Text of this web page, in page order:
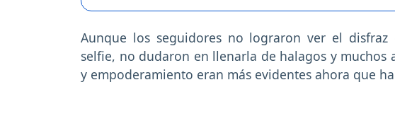
Aunque los seguidores no lograron ver el
selfie, no dudaron en llenarla de halagos y muchos
y empoderamiento eran más evidentes ahora que